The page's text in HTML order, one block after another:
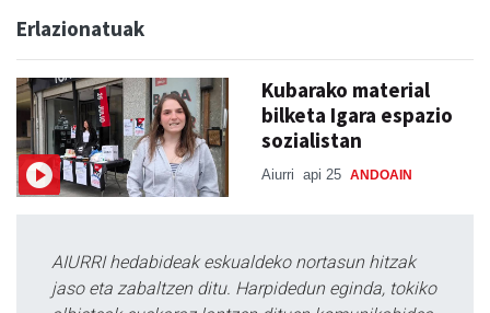
Erlazionatuak
Kubarako material
bilketa Igara espazio
sozialistan
Aiurri api 25 ANDOAIN
AIURRI hedabideak eskualdeko nortasun hitzak
jaso eta zabaltzen ditu. Harpidedun eginda, tokiko